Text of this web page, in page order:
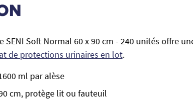
SENI Soft Normal 60 x 90 cm - 240 unités offre
de protections urinaires en lot.
ml par alèse
cm, protège lit ou fauteuil